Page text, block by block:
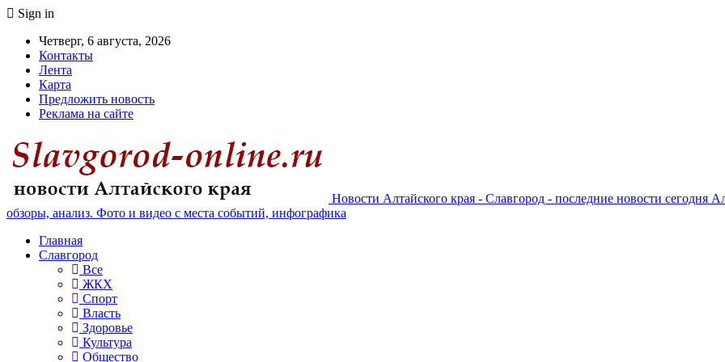
Sign in
Четверг, 6 августа, 2026
Контакты
Лента
Карта
Предложить новость
Реклама на сайте
Новости Алтайского края - Славгород - последние новости сегодня
обзоры, анализ. Фото и видео с места событий, инфографика
Главная
Славгород
Все
ЖКХ
Спорт
Власть
Здоровье
Культура
Общество